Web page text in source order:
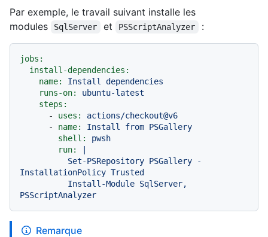
Par exemple, le travail suivant installe les
modules
SqlServer et PSScriptAnalyzer :
jobs:
install-dependencies:
name:
Install
dependencies
runs-on:
ubuntu-latest
steps:
-
uses:
actions/checkout@v6
-
name: Install from PSGallery
shell:
pwsh
run:
InstallationPolicy Trusted
Remarque